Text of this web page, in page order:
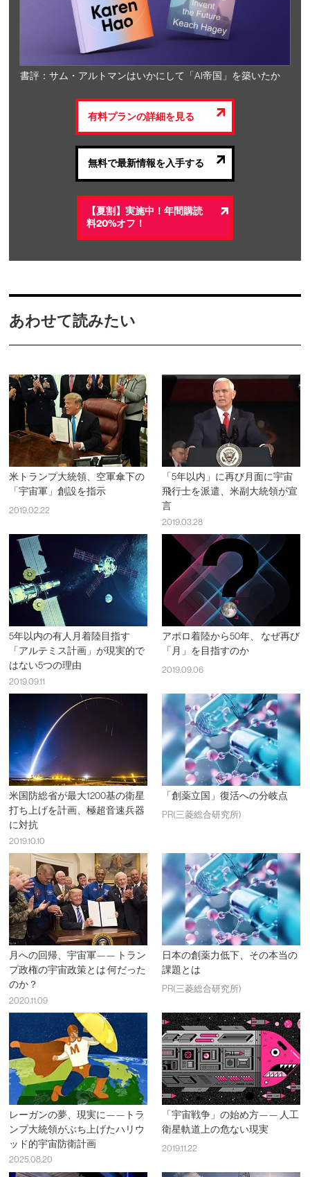
書評：サム・アルトマンはいかにして「AI帝国」を築いたか
有料プランの詳細を見る
無料で最新情報を入手する
【夏割】実施中！年間購読
料20%オフ！
あわせて読みたい
米トランプ大統領、空軍傘下の
「宇宙軍」創設を指示
2019.02.22
「5年以内」に再び月面に宇宙
飛行士を派遣、米副大統領が宣
言
2019.03.28
5年以内の有人月着陸目指す
「アルテミス計画」が現実的で
はない5つの理由
2019.09.11
アポロ着陸から50年、 なぜ再び
「月」を目指すのか
2019.09.06
米国防総省が最大1200基の衛星
打ち上げを計画、極超音速兵器
に対抗
2019.10.10
「創薬立国」復活への分岐点
PR(三菱総合研究所)
月への回帰、宇宙軍—— トラン
プ政権の宇宙政策とは 何だった
のか？
2020.11.09
日本の創薬力低下、その本当の
課題とは
PR(三菱総合研究所)
レーガンの夢、現実に——トラ
ンプ大統領がぶち上げたハリウ
ッド的宇宙防衛計画
2025.08.20
「宇宙戦争」の始め方—— 人工
衛星軌道上の危ない現実
2019.11.22